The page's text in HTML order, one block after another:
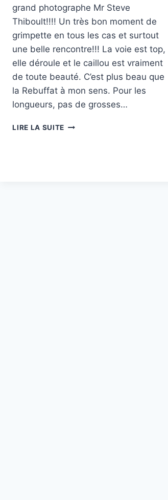
grand photographe Mr Steve
Thiboult!!!! Un très bon moment de
grimpette en tous les cas et surtout
une belle rencontre!!! La voie est top,
elle déroule et le caillou est vraiment
de toute beauté. C’est plus beau que
la Rebuffat à mon sens. Pour les
longueurs, pas de grosses…
LIRE LA SUITE CONTAMINE